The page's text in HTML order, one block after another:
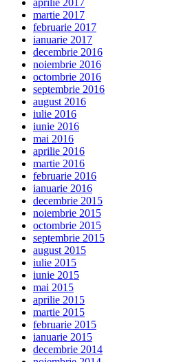
martie 2017
februarie 2017
ianuarie 2017
decembrie 2016
noiembrie 2016
octombrie 2016
septembrie 2016
august 2016
iulie 2016
iunie 2016
mai 2016
aprilie 2016
martie 2016
februarie 2016
ianuarie 2016
decembrie 2015
noiembrie 2015
octombrie 2015
septembrie 2015
august 2015
iulie 2015
iunie 2015
mai 2015
aprilie 2015
martie 2015
februarie 2015
ianuarie 2015
decembrie 2014